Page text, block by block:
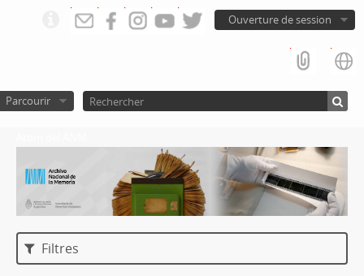
Ouverture de session
Parcourir
Filtres